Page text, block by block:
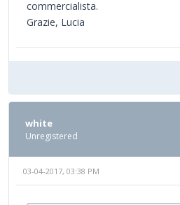
commercialista.
Grazie, Lucia
white
Unregistered
03-04-2017, 03:38 PM